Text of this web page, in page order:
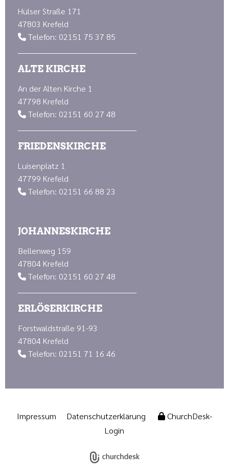
Hülser Straße 171
47803 Krefeld
 Telefon: 02151 75 37 85
ALTE KIRCHE
An der Alten Kirche 1
47798 Krefeld
 Telefon: 02151 60 27 48
FRIEDENSKIRCHE
Luisenplatz 1
47799 Krefeld
 Telefon: 02151 66 88 23
JOHANNESKIRCHE
Bellenweg 159
47804 Krefeld
 Telefon: 02151 60 27 48
ERLÖSERKIRCHE
Forstwaldstraße 91-93
47804 Krefeld
 Telefon: 02151 71 16 46
Impressum Datenschutzerklärung
ChurchDesk-
Login